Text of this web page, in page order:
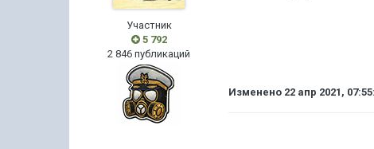
Участник
5 792
2 846 публикаций
Изменено 22 апр 2021,